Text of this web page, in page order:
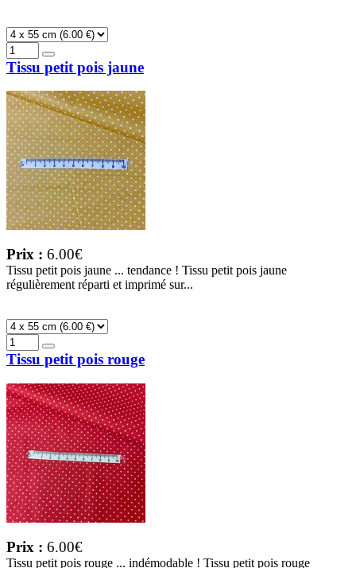
Tissu petit pois jaune
Prix : 6.00€
Tissu petit pois jaune ... tendance ! Tissu petit pois jaune
régulièrement réparti et imprimé sur...
Tissu petit pois rouge
Prix : 6.00€
Tissu petit pois rouge ... indémodable ! Tissu petit pois rouge